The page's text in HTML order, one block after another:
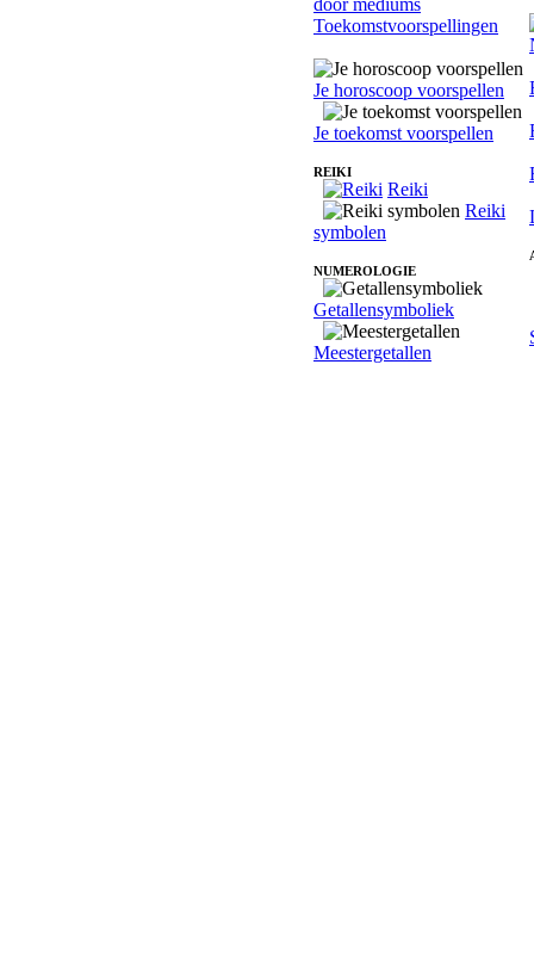
Toekomstvoorspellingen
Je horoscoop voorspellen
Je toekomst voorspellen
REIKI
Reiki
Reiki
symbolen
NUMEROLOGIE
Getallensymboliek
Meestergetallen